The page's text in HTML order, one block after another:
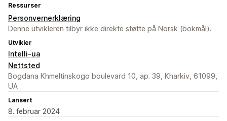
Ressurser
Personvernerklæring
Denne utvikleren tilbyr ikke direkte støtte på Norsk (bokmål).
Utvikler
Intelli-ua
Nettsted
Bogdana Khmeltinskogo boulevard 10, ap. 39, Kharkiv, 61099,
UA
Lansert
8. februar 2024